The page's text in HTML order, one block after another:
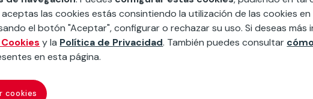
servicio a medida incluyendo todo lo que necesites:
electrodomésticos, etc. Cuéntanos que necesitas
aceptas las cookies estás consintiendo la utilización de las cookies
el botón "Aceptar", configurar o rechazar su uso. Si deseas
y la Política de Privacidad. También puedes consultar
en esta página.
cookies